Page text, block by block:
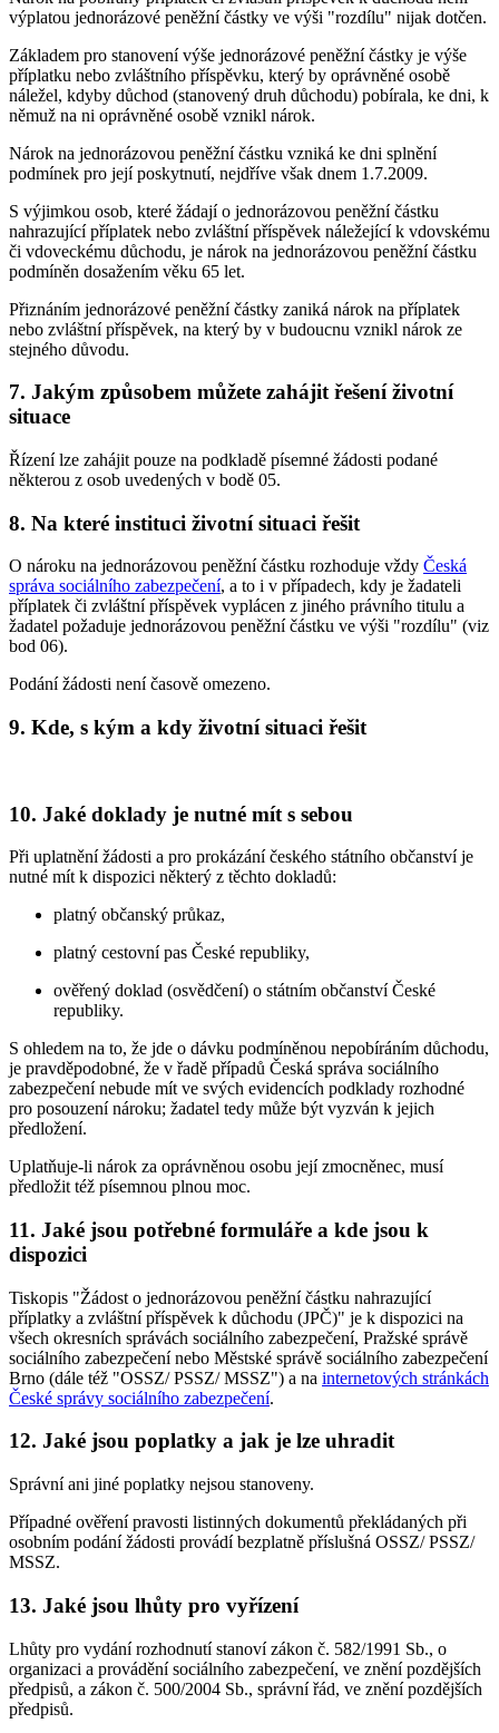
výplatou jednorázové peněžní částky ve výši "rozdílu" nijak dotčen.
Základem pro stanovení výše jednorázové peněžní částky je výše
příplatku nebo zvláštního příspěvku, který by oprávněné osobě
náležel, kdyby důchod (stanovený druh důchodu) pobírala, ke dni, k
němuž na ni oprávněné osobě vznikl nárok.
Nárok na jednorázovou peněžní částku vzniká ke dni splnění
podmínek pro její poskytnutí, nejdříve však dnem 1.7.2009.
S výjimkou osob, které žádají o jednorázovou peněžní částku
nahrazující příplatek nebo zvláštní příspěvek náležející k vdovskému
či vdoveckému důchodu, je nárok na jednorázovou peněžní částku
podmíněn dosažením věku 65 let.
Přiznáním jednorázové peněžní částky zaniká nárok na příplatek
nebo zvláštní příspěvek, na který by v budoucnu vznikl nárok ze
stejného důvodu.
7. Jakým způsobem můžete zahájit řešení životní
situace
Řízení lze zahájit pouze na podkladě písemné žádosti podané
některou z osob uvedených v bodě 05.
8. Na které instituci životní situaci řešit
O nároku na jednorázovou peněžní částku rozhoduje vždy Česká
správa sociálního zabezpečení, a to i v případech, kdy je žadateli
příplatek či zvláštní příspěvek vyplácen z jiného právního titulu a
žadatel požaduje jednorázovou peněžní částku ve výši "rozdílu" (viz
bod 06).
Podání žádosti není časově omezeno.
9. Kde, s kým a kdy životní situaci řešit
10. Jaké doklady je nutné mít s sebou
Při uplatnění žádosti a pro prokázání českého státního občanství je
nutné mít k dispozici některý z těchto dokladů:
platný občanský průkaz,
platný cestovní pas České republiky,
ověřený doklad (osvědčení) o státním občanství České
republiky.
S ohledem na to, že jde o dávku podmíněnou nepobíráním důchodu,
je pravděpodobné, že v řadě případů Česká správa sociálního
zabezpečení nebude mít ve svých evidencích podklady rozhodné
pro posouzení nároku; žadatel tedy může být vyzván k jejich
předložení.
Uplatňuje-li nárok za oprávněnou osobu její zmocněnec, musí
předložit též písemnou plnou moc.
11. Jaké jsou potřebné formuláře a kde jsou k
dispozici
Tiskopis "Žádost o jednorázovou peněžní částku nahrazující
příplatky a zvláštní příspěvek k důchodu (JPČ)" je k dispozici na
všech okresních správách sociálního zabezpečení, Pražské správě
sociálního zabezpečení nebo Městské správě sociálního zabezpečení
Brno (dále též "OSSZ/ PSSZ/ MSSZ") a na internetových stránkách
České správy sociálního zabezpečení.
12. Jaké jsou poplatky a jak je lze uhradit
Správní ani jiné poplatky nejsou stanoveny.
Případné ověření pravosti listinných dokumentů překládaných při
osobním podání žádosti provádí bezplatně příslušná OSSZ/ PSSZ/
MSSZ.
13. Jaké jsou lhůty pro vyřízení
Lhůty pro vydání rozhodnutí stanoví zákon č. 582/1991 Sb., o
organizaci a provádění sociálního zabezpečení, ve znění pozdějších
předpisů, a zákon č. 500/2004 Sb., správní řád, ve znění pozdějších
předpisů.